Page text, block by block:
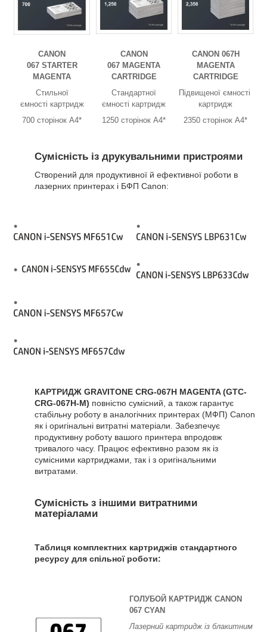
CANON
067 STARTER
MAGENTA
Стильної
ємності картридж
700 сторінок А4*
CANON
067 MAGENTA
CARTRIDGE
Стандартної
ємності картридж
1250 сторінок А4*
CANON 067H
MAGENTA
CARTRIDGE
Підвищеної ємності
картридж
2350 сторінок А4*
Сумісність із друкувальними пристроями
Створений для продуктивної й ефективної роботи в
лазерних принтерах і БФП Canon:
КАРТРИДЖ GRAVITONE CRG-067H MAGENTA (GTC-
CRG-067H-M) повністю сумісний, а також гарантує
стабільну роботу в аналогічних принтерах (МФП) Canon
як і оригінальні витратні матеріали. Забезпечує
продуктивну роботу вашого принтера впродовж
тривалого часу. Працює ефективно разом як із
сумісними картриджами, так і з оригінальними
витратами.
Сумісність з іншими витратними
матеріалами
Таблиця комплектних картриджів стандартного
ресурсу для спільної роботи:
ГОЛУБОЙ КАРТРИДЖ CANON
067 CYAN
Лазерний картридж із блакитним